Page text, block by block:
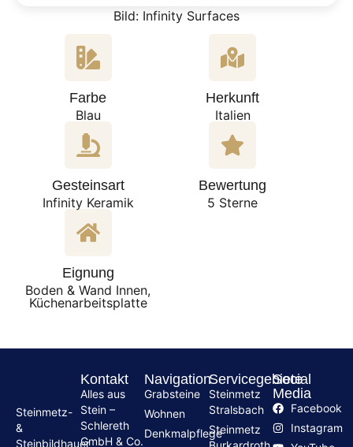
Bild: Infinity Surfaces
Farbe
Blau
Herkunft
Italien
Gesteinsart
Infinity Keramik
Bewertung
5 Sterne
Eignung
Boden & Wand Innen,
Küchenarbeitsplatte
Steinmetz-
&
Steinbildhauer
Kontakt
Alles aus
Stein –
Schlereth
GmbH & Co.
Navigation
Grabsteine
Wohnen
Denkmalpflege
Servicegebiete
Steinmetz
Stralsbach
Steinmetz
Social
Media
Facebook
Instagram